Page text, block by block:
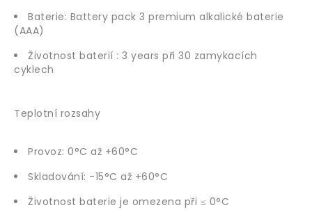
Baterie: Battery pack 3 premium alkalické baterie
(AAA)
Životnost baterií : 3 years při 30 zamykacích
cyklech
Teplotní rozsahy
Provoz: 0°C až +60°C
Skladování: -15°C až +60°C
Životnost baterie je omezena při ≤ 0°C